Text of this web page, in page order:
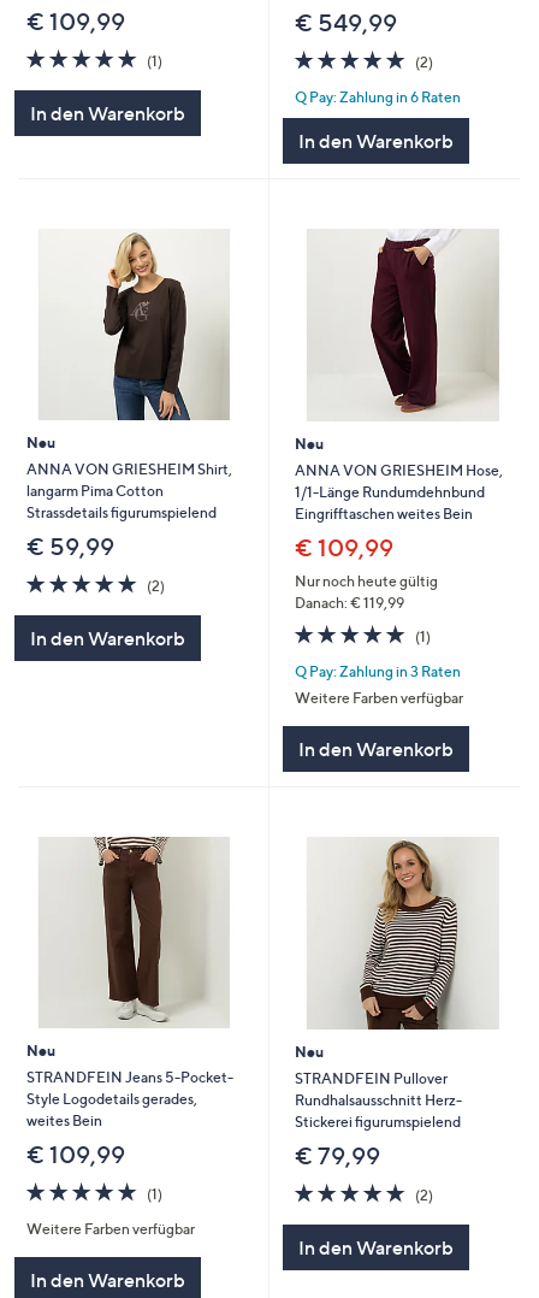
€ 109,99
5.0
von
(1)
In den Warenkorb
€ 549,99
5.0
von
5
(2)
Q Pay: Zahlung in 6 Raten
In den Warenkorb
Neu
ANNA VON GRIESHEIM Shirt,
langarm Pima Cotton
Strassdetails figurumspielend
€ 59,99
5.0
von
(2)
In den Warenkorb
Neu
ANNA VON GRIESHEIM Hose,
1/1-Länge Rundumdehnbund
Eingrifftaschen weites Bein
€ 109,99
Nur noch heute gültig
Danach: € 119,99
5.0
von
5
(1)
Q Pay: Zahlung in 3 Raten
Weitere Farben verfügbar
In den Warenkorb
Neu
STRANDFEIN Jeans 5-Pocket-
Style Logodetails gerades,
weites Bein
€ 109,99
5.0
von
5
(1)
Weitere Farben verfügbar
In den Warenkorb
Neu
STRANDFEIN Pullover
Rundhalsausschnitt Herz-
Stickerei figurumspielend
€ 79,99
5.0
von
5
(2)
In den Warenkorb